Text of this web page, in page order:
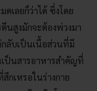
เลยก็ว่าได้ ซึ่งโดย
นสูงมักจะต้องพ่วงมา
ลับเป็นเนื้อส่วนที่มี
ป็นสารอาหารสำคัญที่
กเหรอในร่างกาย